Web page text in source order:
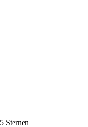
Sternen